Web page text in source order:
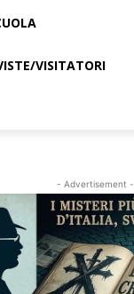
VISITATORI
- Advertisement -